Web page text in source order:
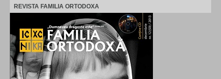
REVISTA FAMILIA ORTODOXA